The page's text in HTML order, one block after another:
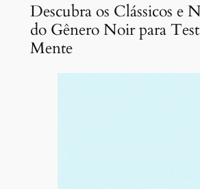
Descubra os Clássicos e
do Gênero Noir para
Mente